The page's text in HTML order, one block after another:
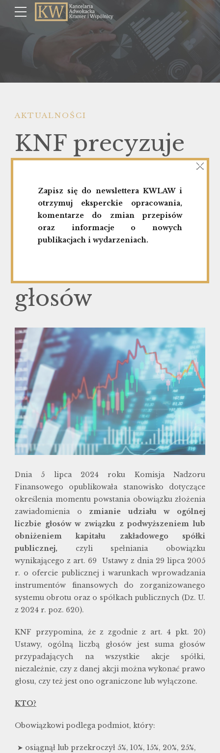
AKTUALNOŚCI
KNF precyzuje
zawiadamiania o
zmianie udziału
głosów
Dnia 5 lipca 2024 roku Komisja Nadzoru
Finansowego opublikowała stanowisko dotyczące
określenia momentu powstania obowiązku złożenia
zawiadomienia o zmianie udziału w ogólnej
liczbie głosów w związku z podwyższeniem lub
obniżeniem kapitału zakładowego spółki
publicznej, czyli spełniania obowiązku
wynikającego z art. 69 Ustawy z dnia 29 lipca 2005
r. o ofercie publicznej i warunkach wprowadzania
instrumentów finansowych do zorganizowanego
systemu obrotu oraz o spółkach publicznych (Dz. U.
z 2024 r. poz. 620).
KNF przypomina, że z zgodnie z art. 4 pkt. 20)
Ustawy, ogólną liczbą głosów jest suma głosów
przypadających na wszystkie akcje spółki,
niezależnie, czy z danej akcji można wykonać prawo
głosu, czy też jest ono ograniczone lub wyłączone.
KTO?
Obowiązkowi podlega podmiot, który:
osiągnął lub przekroczył 5%, 10%, 15%, 20%, 25%,
Zapisz się do newslettera KWLAW i
otrzymuj eksperckie opracowania,
komentarze do zmian przepisów
oraz informacje o nowych
publikacjach i wydarzeniach.
×